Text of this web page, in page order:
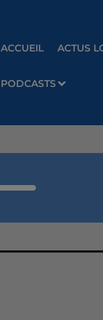
ACCUEIL ACTUS
PODCASTS